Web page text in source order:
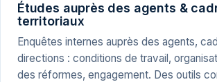
Études auprès des agents &
territoriaux
Enquêtes internes auprès des agents,
directions : conditions de travail,
des réformes, engagement. Des outils